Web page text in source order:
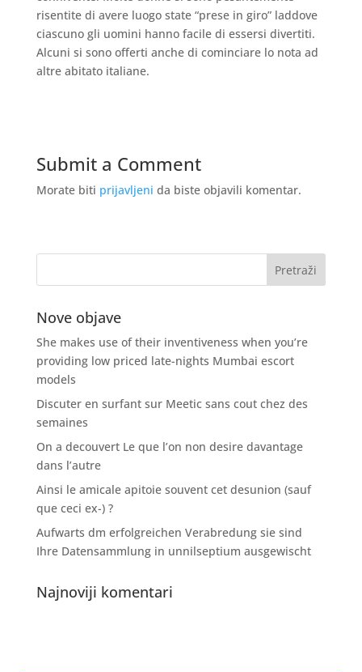
risentite di avere luogo state “prese in giro” laddove
ciascuno gli uomini hanno facile di essersi divertiti.
Alcuni si sono offerti anche di cominciare lo nota ad
altre abitato italiane.
Submit a Comment
Morate biti prijavljeni da biste objavili komentar.
Nove objave
She makes use of their inventiveness when you’re
providing low priced late-nights Mumbai escort
models
Discuter en surfant sur Meetic sans cout chez des
semaines
On a decouvert Le que l’on non desire davantage
dans l’autre
Ainsi le amicale apitoie souvent cet desunion (sauf
que ceci ex-) ?
Aufwarts dm erfolgreichen Verabredung sie sind
Ihre Datensammlung in unnilseptium ausgewischt
Najnoviji komentari